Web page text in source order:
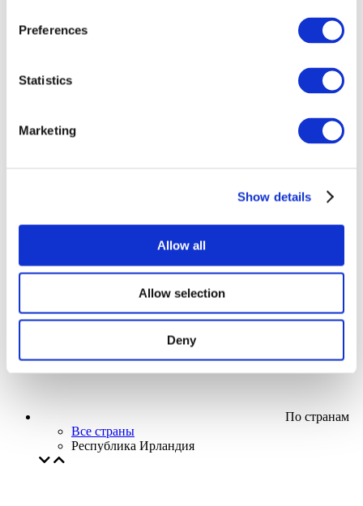
Preferences
Statistics
Marketing
Show details
Allow all
Allow selection
Deny
Творческий вечер
Наше спецпредложение
Применить
По странам
Все страны
Республика Ирландия